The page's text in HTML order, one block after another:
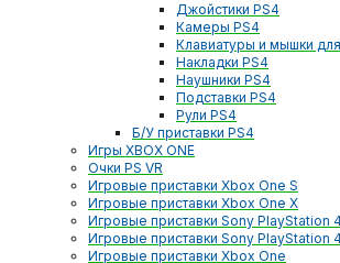
Джойстики PS4
Камеры PS4
Клавиатуры и мышки
Накладки PS4
Наушники PS4
Подставки PS4
Рули PS4
Б/У приставки PS4
Игры XBOX ONE
Очки PS VR
Игровые приставки Xbox One S
Игровые приставки Xbox One X
Игровые приставки Sony PlayStation
Игровые приставки Sony PlayStation
Игровые приставки Xbox One